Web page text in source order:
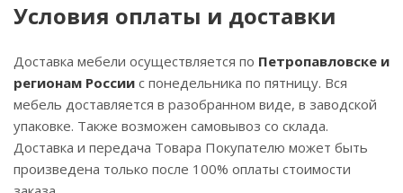
Условия оплаты и доставки
Доставка мебели осуществляется по Петропавловске и
регионам России с понедельника по пятницу. Вся
мебель доставляется в разобранном виде, в заводской
упаковке. Также возможен самовывоз со склада.
Доставка и передача Товара Покупателю может быть
произведена только после 100% оплаты стоимости